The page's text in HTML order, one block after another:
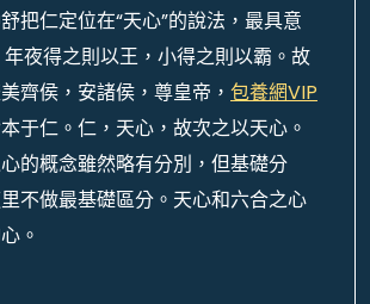
把仁定位在“天心”的說法，最具意
夜得之則以王，小得之則以霸。故
齊侯，安諸侯，尊皇帝， 包養網VIP
于仁。仁，天心，故次之以天心。
的概念雖然略有分別，但基礎分
不做最基礎區分。天心和六合之心
。